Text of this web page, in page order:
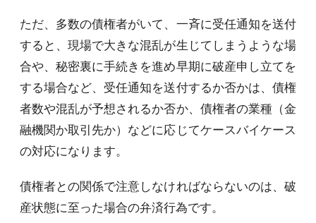
ただ、多数の債権者がいて、一斉に受任通知を送付
すると、現場で大きな混乱が生じてしまうような場
合や、秘密裏に手続きを進め早期に破産申し立てを
する場合など、受任通知を送付するか否かは、債権
者数や混乱が予想されるか否か、債権者の業種（金
融機関か取引先か）などに応じてケースバイケース
の対応になります。
債権者との関係で注意しなければならないのは、破
産状態に至った場合の弁済行為です。